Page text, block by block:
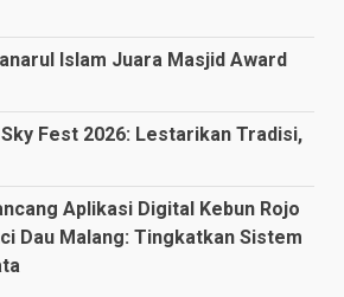
Islam Juara Masjid Award
Fest 2026: Lestarikan Tradisi,
Aplikasi Digital Kebun Rojo
Dau Malang: Tingkatkan Sistem